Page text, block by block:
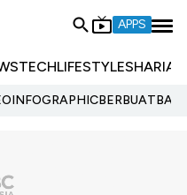
APPS
TECHLIFESTYLESHARIA
INFOGRAPHIC